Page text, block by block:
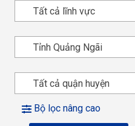
Tất cả lĩnh vực
Tỉnh Quảng Ngãi
Tất cả quận huyện
Bộ lọc nâng cao